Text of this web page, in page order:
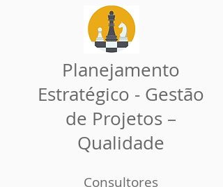
Planejamento
Estratégico - Gestão
de Projetos –
Qualidade
Consultores